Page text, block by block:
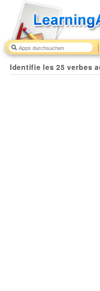
Identifie les 25 verbes